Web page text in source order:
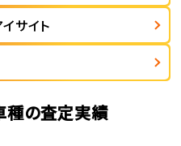
サイト
種の査定実績